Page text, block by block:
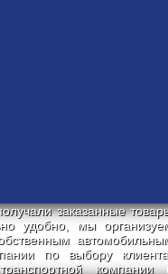
заказанные
удобно, мы
по выбору
компании